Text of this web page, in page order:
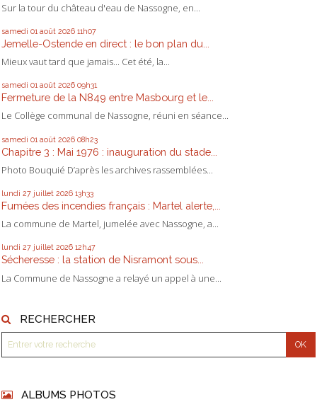
Sur la tour du château d'eau de Nassogne, en...
samedi 01 août 2026 11h07
Jemelle-Ostende en direct : le bon plan du...
Mieux vaut tard que jamais... Cet été, la...
samedi 01 août 2026 09h31
Fermeture de la N849 entre Masbourg et le...
Le Collège communal de Nassogne, réuni en séance...
samedi 01 août 2026 08h23
Chapitre 3 : Mai 1976 : inauguration du stade...
Photo Bouquié D’après les archives rassemblées...
lundi 27 juillet 2026 13h33
Fumées des incendies français : Martel alerte,...
La commune de Martel, jumelée avec Nassogne, a...
lundi 27 juillet 2026 12h47
Sécheresse : la station de Nisramont sous...
La Commune de Nassogne a relayé un appel à une...
RECHERCHER
ALBUMS PHOTOS